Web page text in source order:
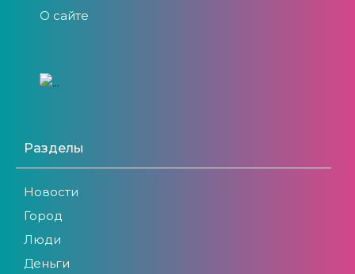
О сайте
Разделы
Новости
Город
Люди
Деньги